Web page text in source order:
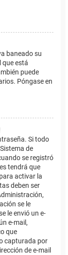
baneado su
que está
puede
Póngase en
Si todo
de
se registró
tendrá que
activar la
deben ser
se le
le envió un e-
e-mail,
que
capturada por
de e-mail